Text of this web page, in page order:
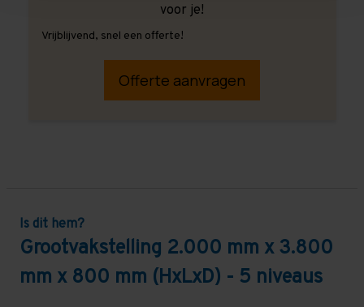
voor je!
Vrijblijvend, snel een offerte!
Offerte aanvragen
Is dit hem?
Grootvakstelling 2.000 mm x 3.800
mm x 800 mm (HxLxD) - 5 niveaus